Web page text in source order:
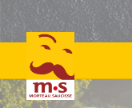
Skip